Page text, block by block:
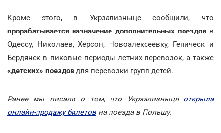
Кроме этого, в Укрзализныце сообщили, что
прорабатывается назначение дополнительных поездовв
Одессу, Николаев, Херсон, Новоалексеевку, Геническ и
Бердянск в пиковые периоды летних перевозок, а также
«детских» поездов для перевозки групп детей.
Ранее мы писали о том, что Укрзализныця открыла
онлайн-продажу билетов на поезда в Польшу.